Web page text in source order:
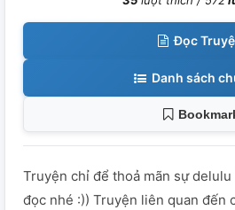
Đọc
Danh sách
Truyện chỉ để thoả mãn sự
đọc nhé :)) Truyện liên quan đến